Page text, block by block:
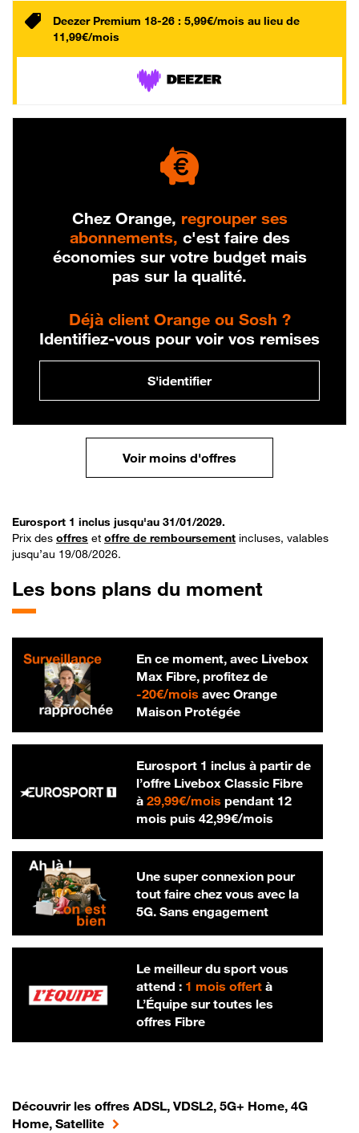
Deezer Premium 18-26 : 5,99€/mois au lieu de
11,99€/mois
Chez Orange, regrouper ses
abonnements, c'est faire des
économies sur votre budget mais
pas sur la qualité.
Déjà client Orange ou Sosh ?
Identifiez-vous pour voir vos remises
S'identifier
Voir moins d'offres
Eurosport 1 inclus jusqu'au 31/01/2029.
Prix des offres et offre de remboursement incluses, valables
jusqu’au 19/08/2026.
Les bons plans du moment
En ce moment, avec Livebox
Max Fibre, profitez de
-20€/mois20 € par mois
avec Orange
Maison Protégée
Eurosport 1 inclus à partir de
l’offre Livebox Classic Fibre
à 29,99€/mois29,99 € par mois
pendant 12
mois puis 42,99€/mois42,99 € par
Une super connexion pour
tout faire chez vous avec la
5G. Sans engagement
Le meilleur du sport vous
attend : 1 mois offertà
L’Équipe sur toutes les
offres Fibre
Découvrir les offres ADSL, VDSL2, 5G+ Home, 4G
Home, Satellite